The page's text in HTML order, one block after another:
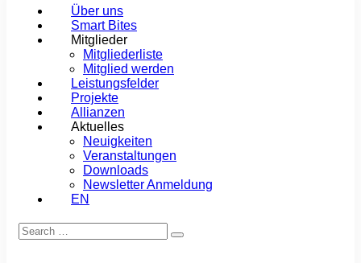
Über uns
Smart Bites
Mitglieder
Mitgliederliste
Mitglied werden
Leistungsfelder
Projekte
Allianzen
Aktuelles
Neuigkeiten
Veranstaltungen
Downloads
Newsletter Anmeldung
EN